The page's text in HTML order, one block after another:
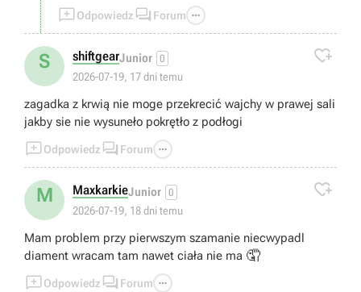
Odpowiedz  Forum 
S shiftgearJunior 0
2026-07-19, 17 dni temu

zagadka z krwią nie moge przekrecić wajchy w prawej sali
jakby sie nie wysuneło pokrętło z podłogi
Odpowiedz  Forum 
M MaxkarkieJunior 0
2026-07-19, 18 dni temu

Mam problem przy pierwszym szamanie niecwypadl
diament wracam tam nawet ciała nie ma 🤦
Odpowiedz  Forum 